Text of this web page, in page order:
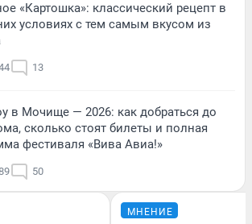
«Картошка»: классический рецепт в
условиях с тем самым вкусом из
13
в Мочище — 2026: как добраться до
сколько стоят билеты и полная
фестиваля «Вива Авиа!»
50
МНЕНИЕ